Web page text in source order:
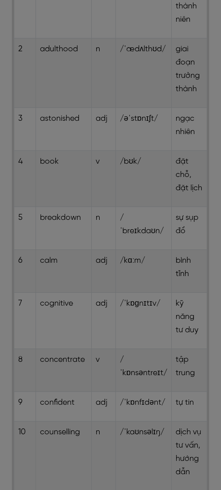
thành
niên
2 adulthood n /ˈædʌlthʊd/
giai
đoạn
trưởng
thành
3 astonished adj /əˈstɒnɪʃt/
ngạc
nhiên
4 book v /bʊk/
đặt
chỗ,
đặt lịch
5 breakdown n
/
ˈbreɪkdaʊn/
sự sụp
đổ
6 calm adj /kɑːm/
bình
tĩnh
7 cognitive adj /ˈkɒɡnɪtɪv/
kỹ
năng
tư duy
8 concentrate v
/
ˈkɒnsəntreɪt/
tập
trung
9 confident adj /ˈkɒnfɪdənt/ tự tin
10 counselling n /ˈkaʊnsəlɪŋ/
dịch vụ
tư vấn,
hướng
dẫn